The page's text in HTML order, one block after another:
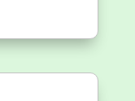
och